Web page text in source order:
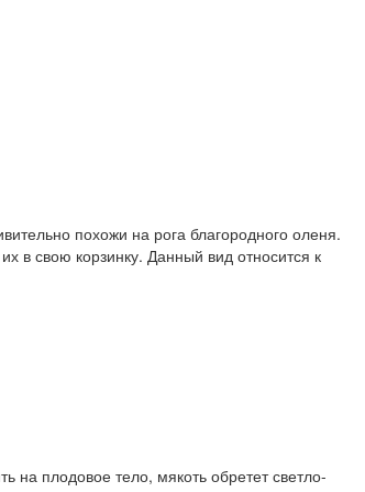
похожи на рога благородного оленя.
в свою корзинку. Данный вид относится к
плодовое тело, мякоть обретет светло-